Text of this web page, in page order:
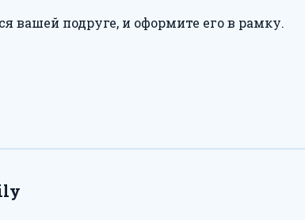
вашей подруге, и оформите его в рамку.